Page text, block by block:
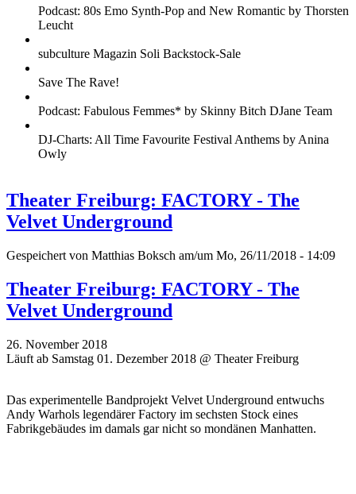
Podcast: 80s Emo Synth-Pop and New Romantic by Thorsten
Leucht
subculture Magazin Soli Backstock-Sale
Save The Rave!
Podcast: Fabulous Femmes* by Skinny Bitch DJane Team
DJ-Charts: All Time Favourite Festival Anthems by Anina
Owly
Theater Freiburg: FACTORY - The
Velvet Underground
Gespeichert von Matthias Boksch am/um Mo, 26/11/2018 - 14:09
Theater Freiburg: FACTORY - The
Velvet Underground
26. November 2018
Läuft ab Samstag 01. Dezember 2018 @ Theater Freiburg
Das experimentelle Bandprojekt Velvet Underground entwuchs
Andy Warhols legendärer Factory im sechsten Stock eines
Fabrikgebäudes im damals gar nicht so mondänen Manhatten.